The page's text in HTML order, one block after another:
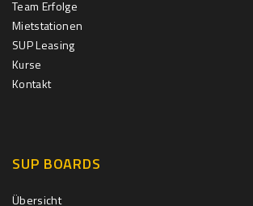
Team Erfolge
Mietstationen
SUP Leasing
Kurse
Kontakt
SUP BOARDS
Übersicht